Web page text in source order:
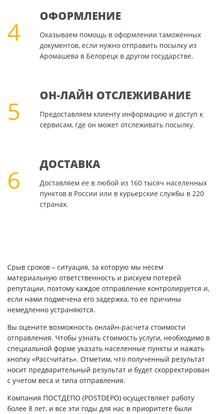
4
ОФОРМЛЕНИЕ
Оказываем помощь в оформлении таможенных
документов, если нужно отправить посылку из
Аромашева в Белорецк в другом государстве.
5
ОН-ЛАЙН ОТСЛЕЖИВАНИЕ
Предоставляем клиенту информацию и доступ к
сервисам, где он может отслеживать посылку.
6
ДОСТАВКА
Доставляем ее в любой из 160 тысяч населенных
пунктов в России или в курьерские службы в 220
странах.
Срыв сроков – ситуация, за которую мы несем
материальную ответственность и рискуем потерей
репутации, поэтому каждое отправление контролируется и,
если нами подмечена его задержка, то ее причины
немедленно устраняются.
Вы оцените возможность онлайн-расчета стоимости
отправления. Чтобы узнать стоимость услуги, необходимо в
специальной форме указать населенные пункты и нажать
кнопку «Рассчитать». Отметим, что полученный результат
носит предварительный результат и будет скорректирован
с учетом веса и типа отправления.
Компания ПОСТДЕПО (POSTDEPO) осуществляет работу
более 8 лет, и все эти годы для нас в приоритете были